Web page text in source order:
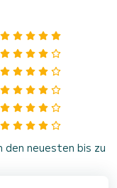
den neuesten bis zu